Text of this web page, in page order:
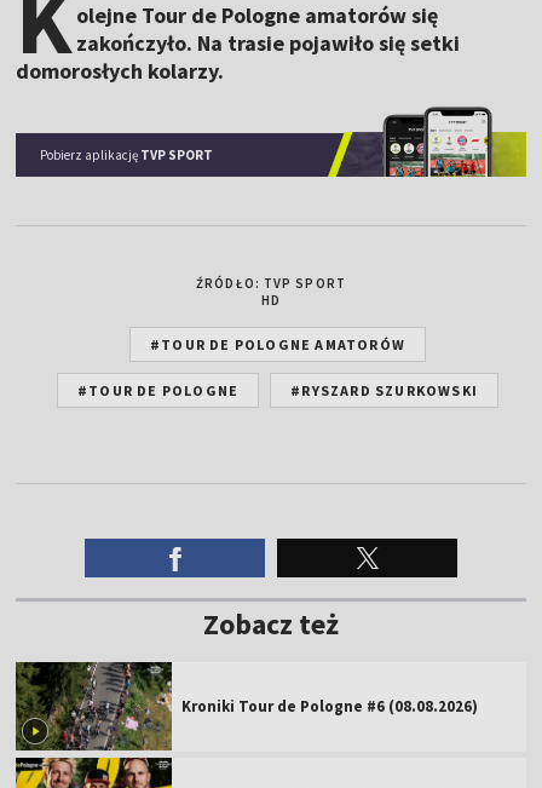
olejne Tour de Pologne amatorów się
zakończyło. Na trasie pojawiło się setki
domorosłych kolarzy.
Pobierz aplikację TVP SPORT
ŹRÓDŁO: TVP SPORT
HD
#TOUR DE POLOGNE AMATORÓW
#TOUR DE POLOGNE #RYSZARD SZURKOWSKI
Zobacz też
Kroniki Tour de Pologne #6 (08.08.2026)